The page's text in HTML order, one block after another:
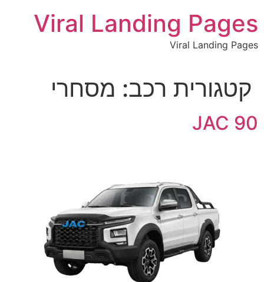
Viral Landing Pages
Viral Landing Pages
קטגורית רכב: מסחרי
JAC 90